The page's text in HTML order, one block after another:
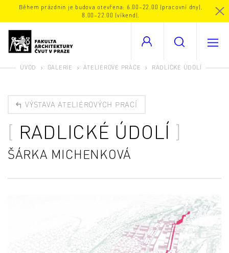
Během prázdnin je budova otevřena: 6.00–22.00 (pracovní dny),
8.00–22.00 (víkend).
ÚVOD GALERIE ATELIÉROVÉ PRÁCE RADLICKÉ ÚDOLÍ
VÝSTAVA ATELIÉROVÝCH PRACÍ
RADLICKÉ ÚDOLÍ
ŠÁRKA MICHENKOVÁ